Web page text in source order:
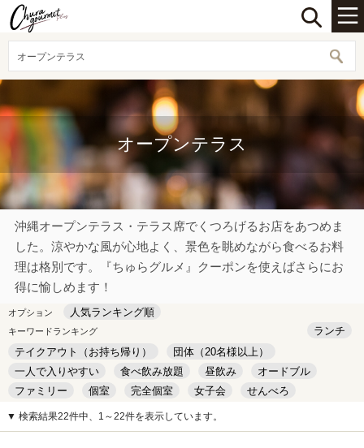
オープンテラス
オープンテラス
沖縄オープンテラス・テラス席でくつろげるお店をあつめま
した。涼やかな風が心地よく、景色を眺めながら食べるお料
理は格別です。『ちゅらグルメ』クーポンを使えばさらにお
得に愉しめます！
オプション 人気ランキング順
キーワードランキング
ランチ
テイクアウト（お持ち帰り）
団体（20名様以上）
一人で入りやすい
食べ飲み放題 昼飲み
オードブル
ファミリー
個室 完全個室 女子会
せんべろ
キッズルーム
安い デート
▼ 検索結果22件中、1～22件を表示しています。